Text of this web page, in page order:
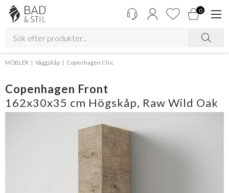
0
MÖBLER Väggskåp Copenhagen Chic
Copenhagen Front
162x30x35 cm Högskåp, Raw Wild Oak